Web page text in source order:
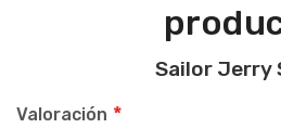
Sailor Jerry
Valoración